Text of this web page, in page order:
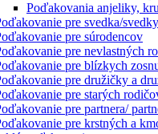
Poďakovania anjeliky,
pre svedka/
pre súrodencov
pre nevlastných
pre blízkych
pre družičky a
pre starých
pre partnera/
pre krstných a